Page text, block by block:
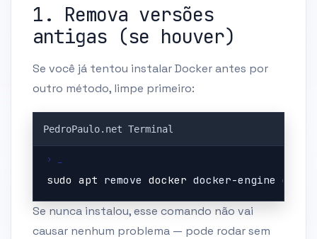
1. Remova versões
antigas (se houver)
Se você já tentou instalar Docker antes por
outro método, limpe primeiro:
sudo apt remove docker docker-engine
Se nunca instalou, esse comando não vai
causar nenhum problema — pode rodar sem